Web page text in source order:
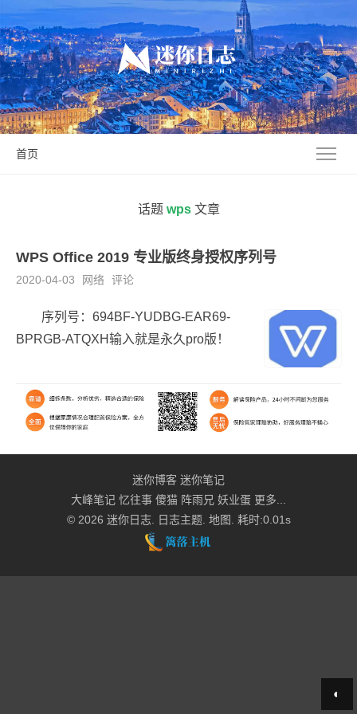
首页
话题 wps 文章
WPS Office 2019 专业版终身授权序列号
2020-04-03 网络 评论
序列号：694BF-YUDBG-EAR69-
BPRGB-ATQXH输入就是永久pro版！
迷你博客 迷你笔记
大峰笔记 忆往事 傻猫 阵雨兄 妖业蛋 更多...
© 2026 迷你日志. 日志主题. 地图 . 耗时:0.01s
◐